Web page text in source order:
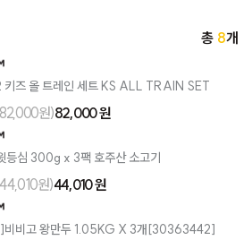
총 8개
즈 올 트레인 세트 KS ALL TRAIN SET
원)82,000 원
등심 300g x 3팩 호주산 소고기
원)44,010 원
비비고 왕만두 1.05KG X 3개[30363442]